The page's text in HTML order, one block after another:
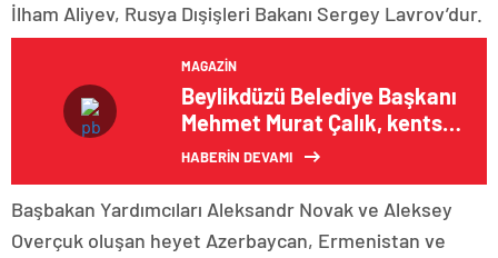
İlham Aliyev, Rusya Dışişleri Bakanı Sergey Lavrov’dur.
MAGAZIN
Beylikdüzü Belediye Başkanı
Mehmet Murat Çalık, kentsel
yenilenme projesini açıkladı
HABERİN DEVAMI
Başbakan Yardımcıları Aleksandr Novak ve Aleksey
Overçuk oluşan heyet Azerbaycan, Ermenistan ve